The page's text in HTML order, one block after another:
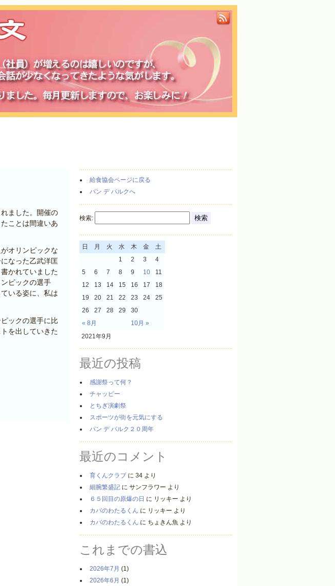
ました。開催の
ことは間違いあ
オリンピックな
なった乙武洋匡
かれていました
ピックの選手
いる姿に、私は
ックの選手に比
を出していきた
給食協会ページに戻る
パン デ パルクへ
検索:
2021年9月
日 月 火 水 木 金 土
« 8月 10月 »
1 2 3
4
5
6 7 8 9 10
11
12
13 14 15 16 17
18
19
20 21 22 23 24
25
26
27 28 29 30
最近の投稿
感謝祭って何？
チャッピー
とちぎ演劇祭
スポーツが街を元気にする
パン デ パルク２０周年
最近のコメント
育くんクラブ に 34 より
細腕繁盛記 に サンフラワー より
６５回目の原爆の日 に リッキー より
カバのわたるくん に リッキー より
カバのわたるくん に ちょきん魚 より
これまでの書込
2026年7月 (1)
2026年6月 (1)